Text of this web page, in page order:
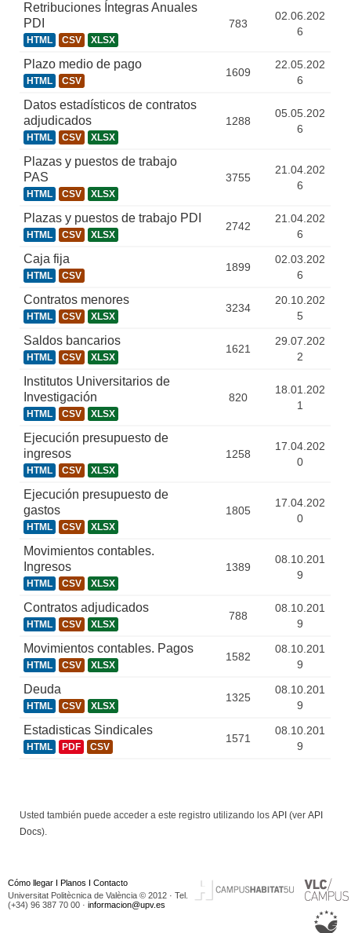
Retribuciones Íntegras Anuales
PDI
HTML CSV XLSX
783
02.06.202
6
Plazo medio de pago
HTML CSV
1609
22.05.202
6
Datos estadísticos de contratos
adjudicados
HTML CSV XLSX
1288
05.05.202
6
Plazas y puestos de trabajo
PAS
HTML CSV XLSX
3755
21.04.202
6
Plazas y puestos de trabajo PDI
HTML CSV XLSX
2742
21.04.202
6
Caja fija
HTML CSV
1899
02.03.202
6
Contratos menores
HTML CSV XLSX
3234
20.10.202
5
Saldos bancarios
HTML CSV XLSX
1621
29.07.202
2
Institutos Universitarios de
Investigación
HTML CSV XLSX
820
18.01.202
1
Ejecución presupuesto de
ingresos
HTML CSV XLSX
1258
17.04.202
0
Ejecución presupuesto de
gastos
HTML CSV XLSX
1805
17.04.202
0
Movimientos contables.
Ingresos
HTML CSV XLSX
1389
08.10.201
9
Contratos adjudicados
HTML CSV XLSX
788
08.10.201
9
Movimientos contables. Pagos
HTML CSV XLSX
1582
08.10.201
9
Deuda
HTML CSV XLSX
1325
08.10.201
9
Estadisticas Sindicales
HTML PDF CSV
1571
08.10.201
9
Usted también puede acceder a este registro utilizando los API (ver API
Docs).
Cómo llegar I Planos I Contacto
Universitat Politècnica de València © 2012 · Tel.
(+34) 96 387 70 00 · informacion@upv.es